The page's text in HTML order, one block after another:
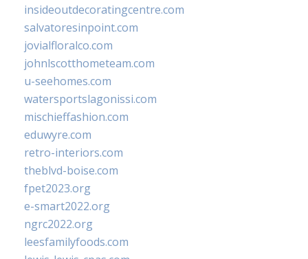
insideoutdecoratingcentre.com
salvatoresinpoint.com
jovialfloralco.com
johnlscotthometeam.com
u-seehomes.com
watersportslagonissi.com
mischieffashion.com
eduwyre.com
retro-interiors.com
theblvd-boise.com
fpet2023.org
e-smart2022.org
ngrc2022.org
leesfamilyfoods.com